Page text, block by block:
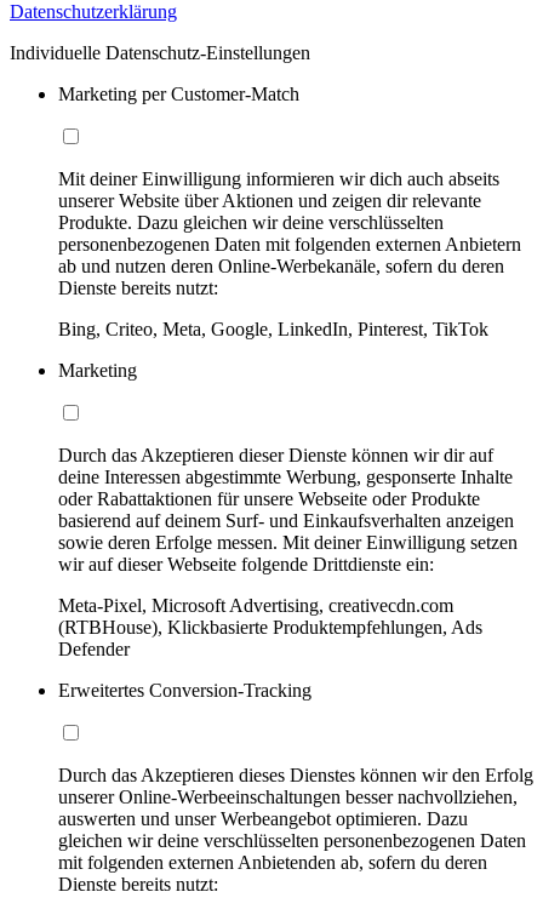
Datenschutzerklärung
Individuelle Datenschutz-Einstellungen
Marketing per Customer-Match
Mit deiner Einwilligung informieren wir dich auch abseits
unserer Website über Aktionen und zeigen dir relevante
Produkte. Dazu gleichen wir deine verschlüsselten
personenbezogenen Daten mit folgenden externen Anbietern
ab und nutzen deren Online-Werbekanäle, sofern du deren
Dienste bereits nutzt:
Bing, Criteo, Meta, Google, LinkedIn, Pinterest, TikTok
Marketing
Durch das Akzeptieren dieser Dienste können wir dir auf
deine Interessen abgestimmte Werbung, gesponserte Inhalte
oder Rabattaktionen für unsere Webseite oder Produkte
basierend auf deinem Surf- und Einkaufsverhalten anzeigen
sowie deren Erfolge messen. Mit deiner Einwilligung setzen
wir auf dieser Webseite folgende Drittdienste ein:
Meta-Pixel, Microsoft Advertising, creativecdn.com
(RTBHouse), Klickbasierte Produktempfehlungen, Ads
Defender
Erweitertes Conversion-Tracking
Durch das Akzeptieren dieses Dienstes können wir den Erfolg
unserer Online-Werbeeinschaltungen besser nachvollziehen,
auswerten und unser Werbeangebot optimieren. Dazu
gleichen wir deine verschlüsselten personenbezogenen Daten
mit folgenden externen Anbietenden ab, sofern du deren
Dienste bereits nutzt: